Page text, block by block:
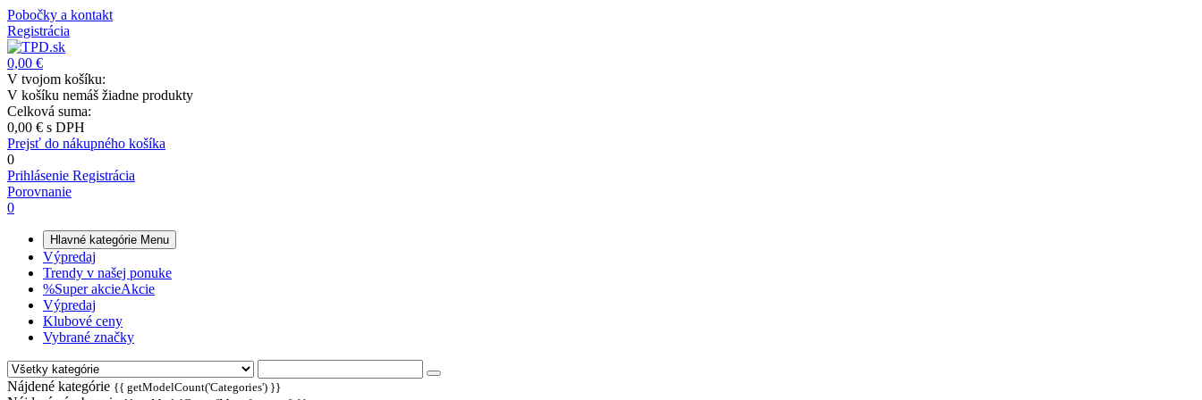
Pobočky a kontakt
Registrácia
0,00 €
V tvojom košíku:
V košíku nemáš žiadne produkty
Celková suma:
0,00 € s DPH
Prejsť do nákupného košíka
0
Prihlásenie Registrácia
Porovnanie
0
Hlavné kategórie Menu
Výpredaj
Trendy v našej ponuke
%Super akcieAkcie
Výpredaj
Klubové ceny
Vybrané značky
Nájdené kategórie {{ getModelCount('Categories') }}